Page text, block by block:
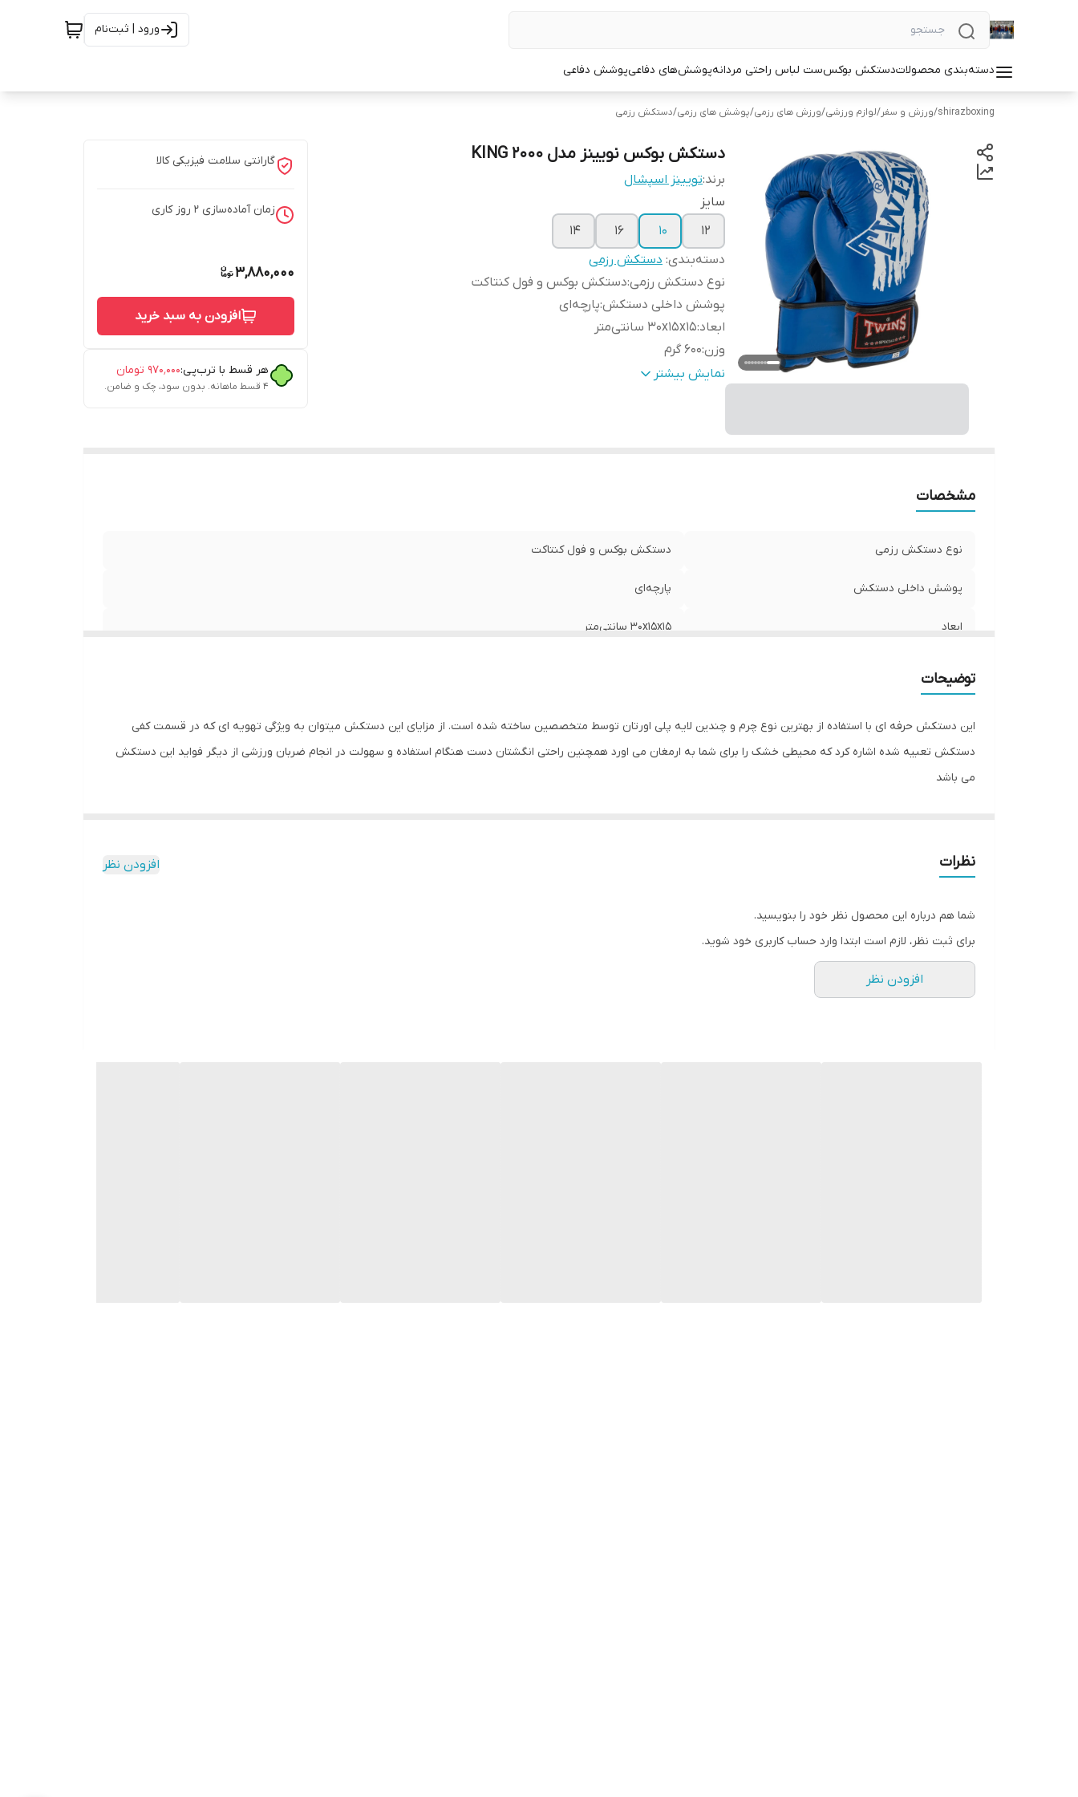
ورود | ثبت‌نام
دسته‌بندی محصولاتدستکش بوکسست لباس راحتی مردانهپوشش‌های دفاعیپوشش دفاعی
shirazboxing
/ورزش و سفر/لوازم ورزشی/ورزش های رزمی/پوشش های رزمی/دستکش رزمی
دستکش بوکس نویینز مدل KING 2000
برند:تویینز اسپشال
سایز
12
10
16
14
دسته‌بندی: دستکش رزمی
نوع دستکش رزمی:دستکش بوکس و فول کنتاکت
پوشش داخلی دستکش:پارچه‌ای
ابعاد:30x15x15 سانتی‌متر
وزن:600 گرم
نوع بست:چسبینمایش بیشتر
گارانتی سلامت فیزیکی کالا
زمان آماده‌سازی 2 روز کاری
3,880,000
افزودن به سبد خرید
هر قسط با ترب‌پی:۹۷۰٬۰۰۰ تومان
۴ قسط ماهانه. بدون سود، چک و ضامن.
مشخصات
نوع دستکش رزمی دستکش بوکس و فول کنتاکت
پوشش داخلی دستکش پارچه‌ای
ابعاد 30x15x15 سانتی‌متر
مناسب برای ورزش
توضیحات
این دستکش حرفه ای با استفاده از بهترین نوع چرم و چندین لایه پلی اورتان توسط متخصصین ساخته شده است. از مزایای این دستکش میتوان به ویژگی تهویه ای که در قسمت کفی
دستکش تعبیه شده اشاره کرد که محیطی خشک را برای شما به ارمغان می اورد همچنین راحتی انگشتان دست هنگام استفاده و سهولت در انجام ضربان ورزشی از دیگر فواید این دستکش
می باشد
نظرات افزودن نظر
شما هم درباره این محصول نظر خود را بنویسید.
برای ثبت نظر، لازم است ابتدا وارد حساب کاربری خود شوید.
افزودن نظر